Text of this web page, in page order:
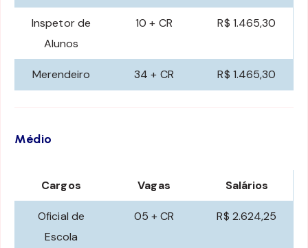
Inspetor de
Alunos
10 + CR R$ 1.465,30
Merendeiro 34 + CR R$ 1.465,30
Médio
Cargos Vagas Salários
Oficial de
Escola
05 + CR R$ 2.624,25